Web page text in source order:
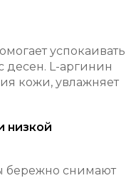
успокаивать
десен. L-аргинин
кожи, увлажняет
низкой
бережно снимают